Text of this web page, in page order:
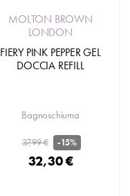
MOLTON BROWN
LONDON
FIERY PINK PEPPER GEL
DOCCIA REFILL
Bagnoschiuma
37,99 € -15%
32,30 €